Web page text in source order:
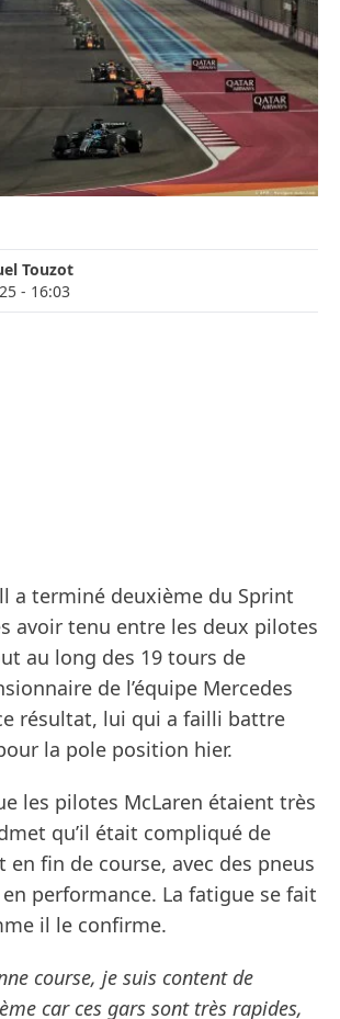
Touzot
- 16:03
a terminé deuxième du Sprint
avoir tenu entre les deux pilotes
au long des 19 tours de
de l’équipe Mercedes
résultat, lui qui a failli battre
la pole position hier.
les pilotes McLaren étaient très
qu’il était compliqué de
en fin de course, avec des pneus
performance. La fatigue se fait
il le confirme.
course, je suis content de
car ces gars sont très rapides,